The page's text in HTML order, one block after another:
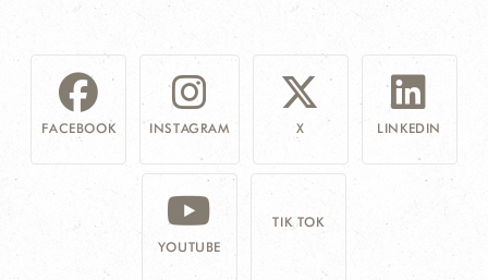
FACEBOOK INSTAGRAM X LINKEDIN
YOUTUBE
TIK TOK